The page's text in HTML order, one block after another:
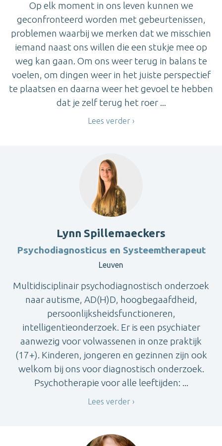
Op elk moment in ons leven kunnen we
geconfronteerd worden met gebeurtenissen,
problemen waarbij we merken dat we misschien
iemand naast ons willen die een stukje mee op
weg kan gaan. Om ons weer terug in balans te
voelen, om dingen weer in het juiste perspectief
te plaatsen en daarna weer het gevoel te hebben
dat je zelf terug het roer ...
Lees verder
Lynn Spillemaeckers
Psychodiagnosticus en Systeemtherapeut
Leuven
Multidisciplinair psychodiagnostisch onderzoek
naar autisme, AD(H)D, hoogbegaafdheid,
persoonlijksheidsfunctioneren,
intelligentieonderzoek. Er is een psychiater
aanwezig voor volwassenen in onze praktijk
(17+). Kinderen, jongeren en gezinnen zijn ook
welkom bij ons voor diagnostisch onderzoek.
Psychotherapie voor alle leeftijden: ...
Lees verder